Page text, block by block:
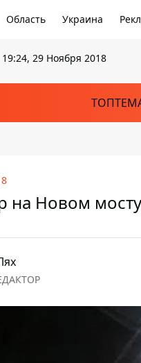
Область Украина
19:24, 29 Ноября 2018
на Новом